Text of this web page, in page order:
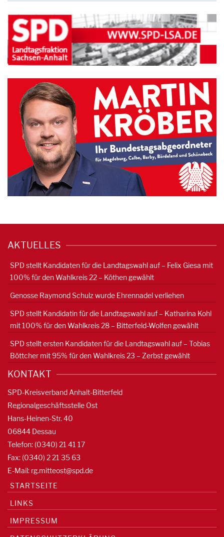
AKTUELLES
SPD stellt Kandidaten für die Landtagswahl auf – Felix Giesa mit
100% für den Wahlkreis 22 – Köthen gewählt
Genosse Raymond Schulz wurde Ehrennadel verliehen
SPD stellt Kandidatin für die Landtagswahl auf – Katharina Kohl
mit 100% für den Wahlkreis 28 – Bitterfeld-Wolfen gewählt
SPD stellt ersten Kandidaten für die Landtagswahl auf – Tobias
Böttcher mit 95% für den Wahlkreis 23 – Zerbst gewählt
KONTAKT
SPD-Kreisverband Anhalt-Bitterfeld
Regionalgeschäftsstelle Ost
Hans-Heinen-Str. 40
06844 Dessau
Telefon: (0340) 21 41 17
Fax: (0340) 2 21 35 63
E-Mail: rg.mitteost@spd.de
STARTSEITE
LINKS
IMPRESSUM